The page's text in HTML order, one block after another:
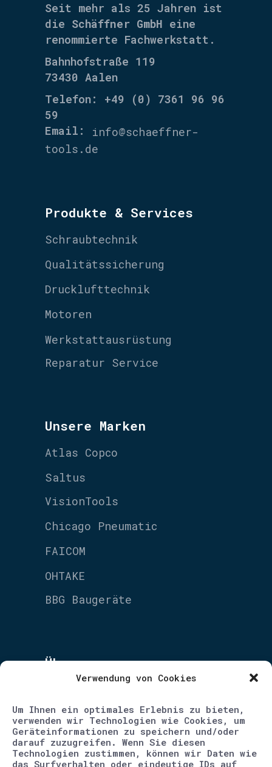
Verwendung von Cookies
Um Ihnen ein optimales Erlebnis zu bieten,
verwenden wir Technologien wie Cookies, um
Geräteinformationen zu speichern und/oder
darauf zuzugreifen. Wenn Sie diesen
Technologien zustimmen, können wir Daten wie
das Surfverhalten oder eindeutige IDs auf
Seit mehr als 25 Jahren ist
die Schäffner GmbH eine
renommierte Fachwerkstatt.
Bahnhofstraße 119
73430 Aalen
Telefon: +49 (0) 7361 96 96
59
Email: info@schaeffner-
tools.de
Produkte & Services
Schraubtechnik
Qualitätssicherung
Drucklufttechnik
Motoren
Werkstattausrüstung
Reparatur Service
Unsere Marken
Atlas Copco
Saltus
VisionTools
Chicago Pneumatic
FAICOM
OHTAKE
BBG Baugeräte
Über uns
Blog
Karriere
Kontakt